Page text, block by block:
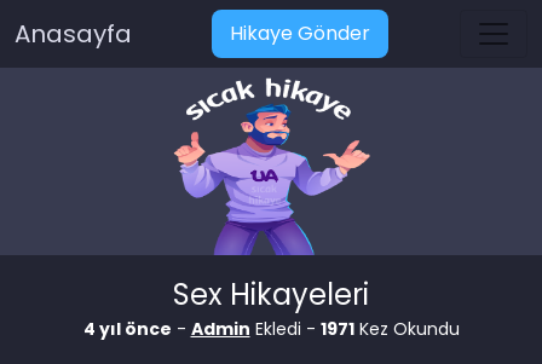
Anasayfa Hikaye Gönder
Sex Hikayeleri
4 yıl önce - Admin Ekledi - 1971Kez Okundu